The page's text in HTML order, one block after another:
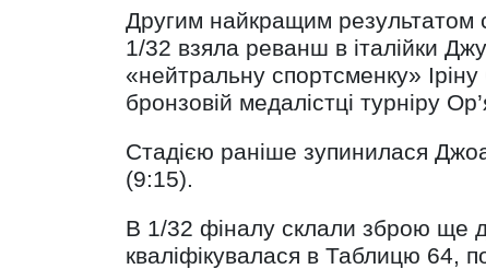
Другим найкращим результатом
1/32 взяла реванш в італійки
«нейтральну спортсменку»
бронзовій медалістці турніру
Стадією раніше зупинилася
(9:15).
В 1/32 фіналу склали зброю ще
кваліфікувалася в Таблицю 64,